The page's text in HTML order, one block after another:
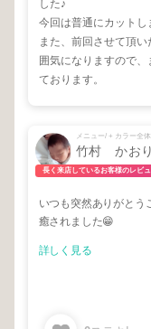
した♪
今回は普通にカットし
また、前回させて頂
囲気になりますので
ております。
竹村 かおり
長く来店しているお客様のレビ
いつも突然ありがとう
癒されました😁
詳しく見る